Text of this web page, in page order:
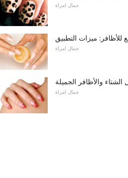
جمال امراة
للأظافر: ميزات التطبيق
جمال امراة
والأظافر الجميلة
جمال امراة